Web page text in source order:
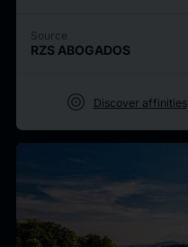
Source
RZS ABOGADOS
target Discover affinities